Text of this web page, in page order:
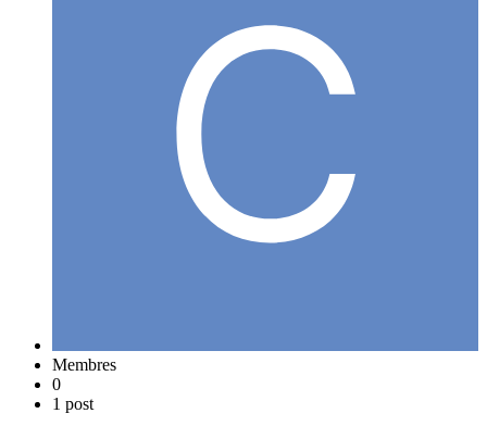
Membres
0
1 post